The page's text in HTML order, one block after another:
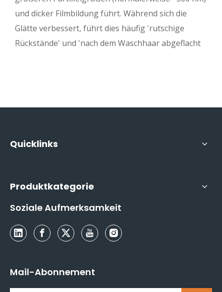
und dicker Filmbildung führt. Während sich die
Glätte verbessert, führt dies häufig 'rutschige
Rückstände' und 'nach dem Waschhaar abgeflacht
Quicklinks
Produktkategorie
Soziale Aufmerksamkeit
Mail-Abonnement